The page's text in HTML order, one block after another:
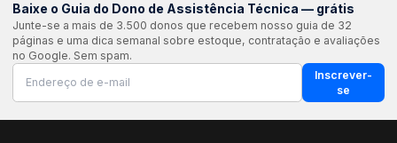
Baixe o Guia do Dono de Assistência Técnica — grátis
Junte-se a mais de 3.500 donos que recebem nosso guia de 32
páginas e uma dica semanal sobre estoque, contratação e avaliações
no Google. Sem spam.
Inscrever-
se